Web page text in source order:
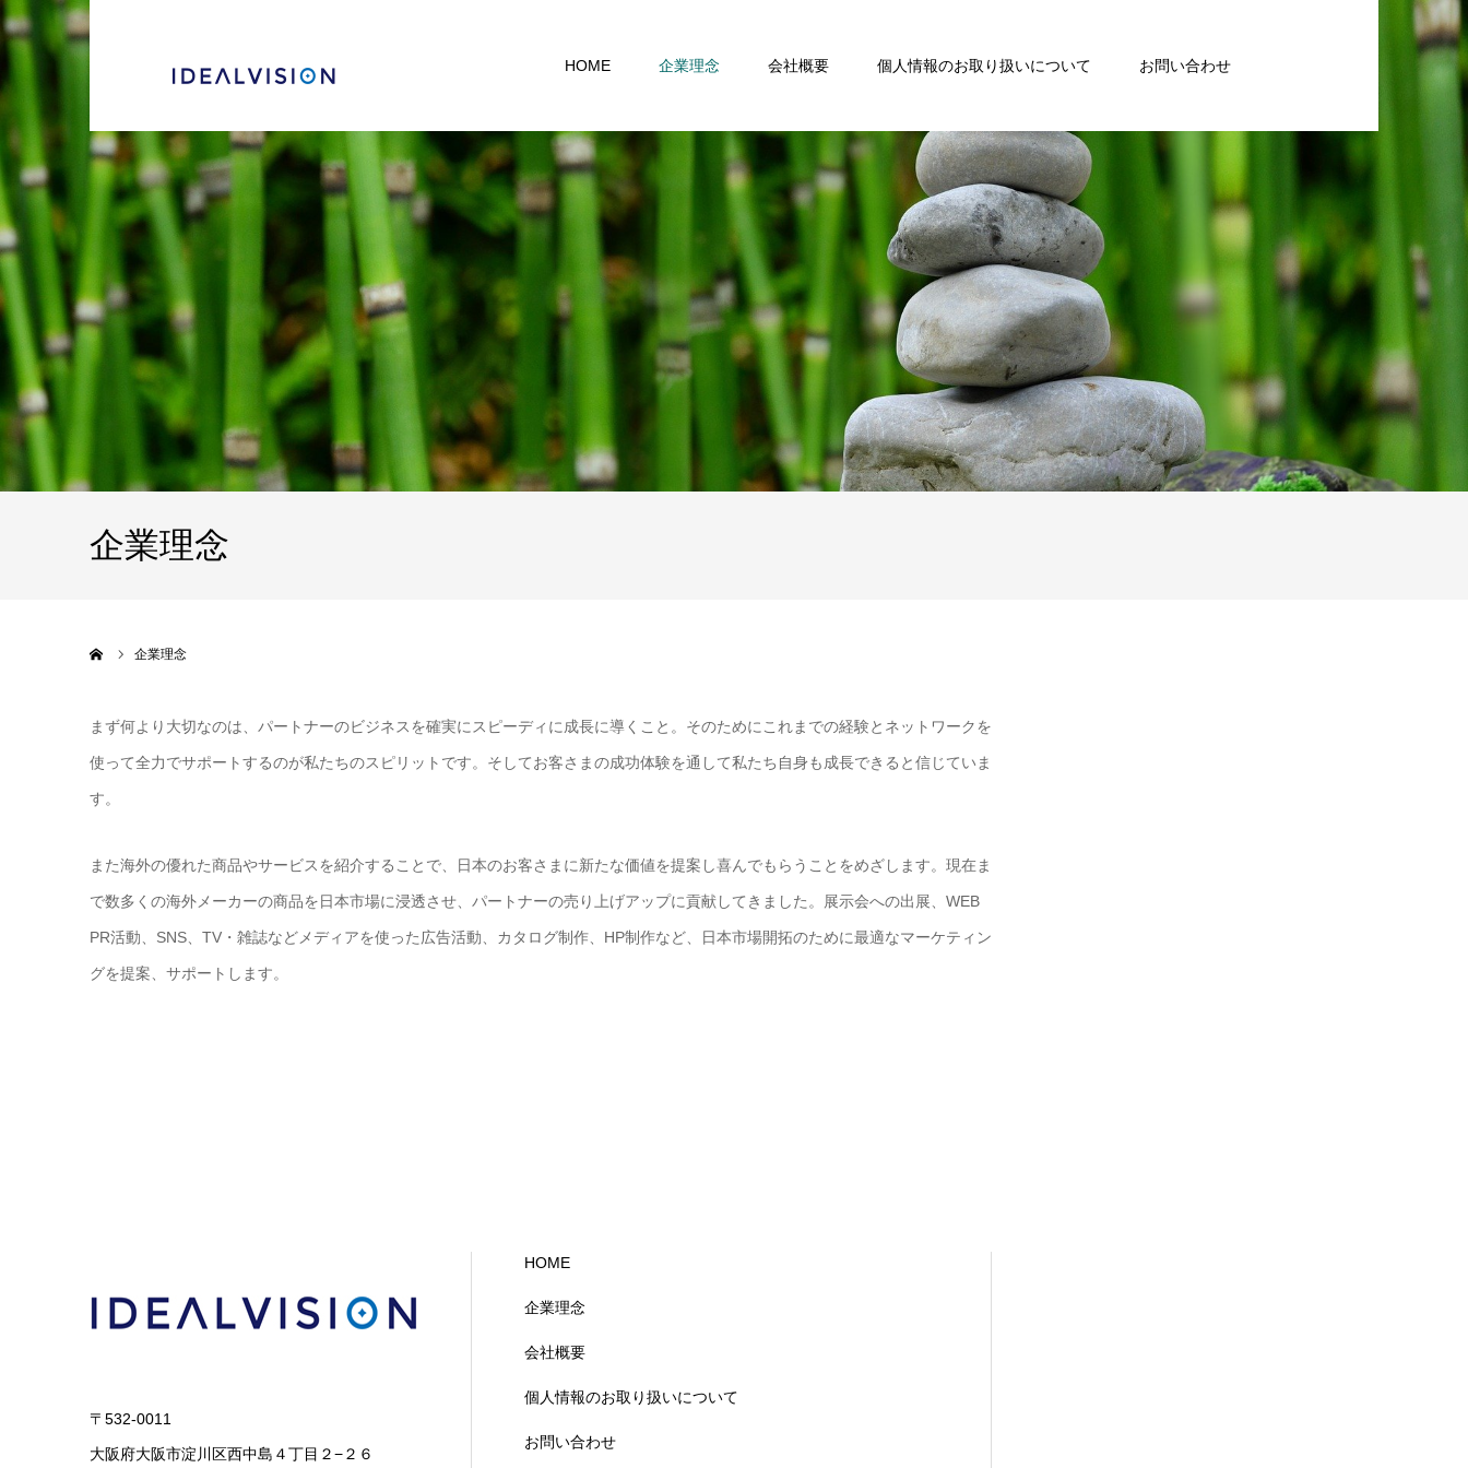
HOME 企業理念 会社概要 個人情報のお取り扱いについて お問い合わせ
企業理念
企業理念
まず何より大切なのは、パートナーのビジネスを確実にスピーディに成長に導くこと。そのためにこれまでの経験とネットワークを
使って全力でサポートするのが私たちのスピリットです。そしてお客さまの成功体験を通して私たち自身も成長できると信じていま
す。
また海外の優れた商品やサービスを紹介することで、日本のお客さまに新たな価値を提案し喜んでもらうことをめざします。現在ま
で数多くの海外メーカーの商品を日本市場に浸透させ、パートナーの売り上げアップに貢献してきました。展示会への出展、WEB
PR活動、SNS、TV・雑誌などメディアを使った広告活動、カタログ制作、HP制作など、日本市場開拓のために最適なマーケティン
グを提案、サポートします。
〒532-0011
大阪府大阪市淀川区西中島４丁目２−２６
HOME
企業理念
会社概要
個人情報のお取り扱いについて
お問い合わせ